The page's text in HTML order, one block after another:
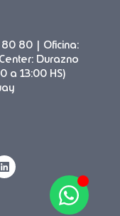
80 | Oficina:
Durazno
a 13:00 HS)